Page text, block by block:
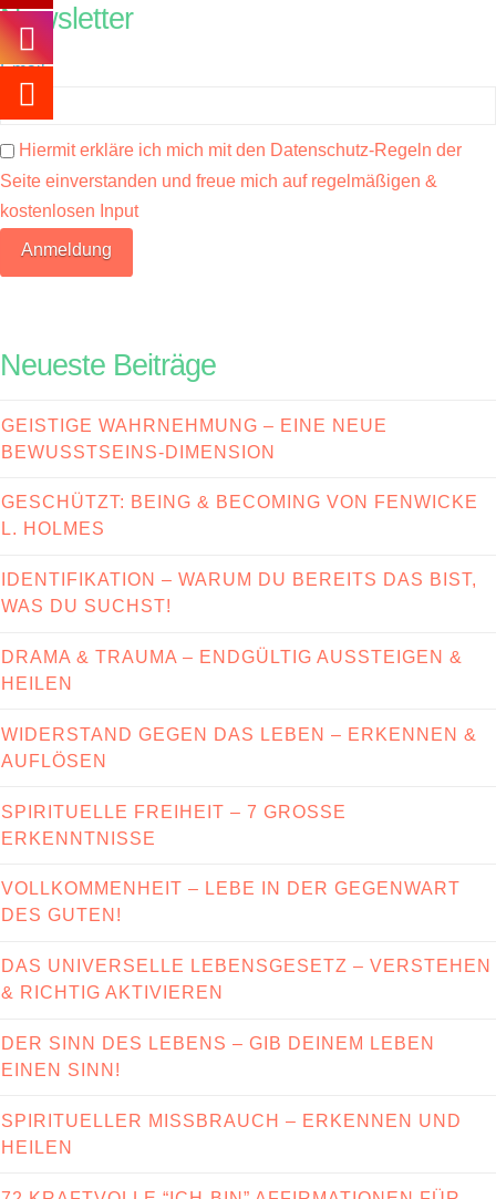
Newsletter
Email
Hiermit erkläre ich mich mit den Datenschutz-Regeln der
Seite einverstanden und freue mich auf regelmäßigen &
kostenlosen Input
Neueste Beiträge
GEISTIGE WAHRNEHMUNG – EINE NEUE
BEWUSSTSEINS-DIMENSION
GESCHÜTZT: BEING & BECOMING VON FENWICKE
L. HOLMES
IDENTIFIKATION – WARUM DU BEREITS DAS BIST,
WAS DU SUCHST!
DRAMA & TRAUMA – ENDGÜLTIG AUSSTEIGEN &
HEILEN
WIDERSTAND GEGEN DAS LEBEN – ERKENNEN &
AUFLÖSEN
SPIRITUELLE FREIHEIT – 7 GROSSE E
RKENNTNISSE
VOLLKOMMENHEIT – LEBE IN DER GEGENWART
DES GUTEN!
DAS UNIVERSELLE LEBENSGESETZ – VERSTEHEN
& RICHTIG AKTIVIEREN
DER SINN DES LEBENS – GIB DEINEM LEBEN
EINEN SINN!
SPIRITUELLER MISSBRAUCH – ERKENNEN UND
HEILEN